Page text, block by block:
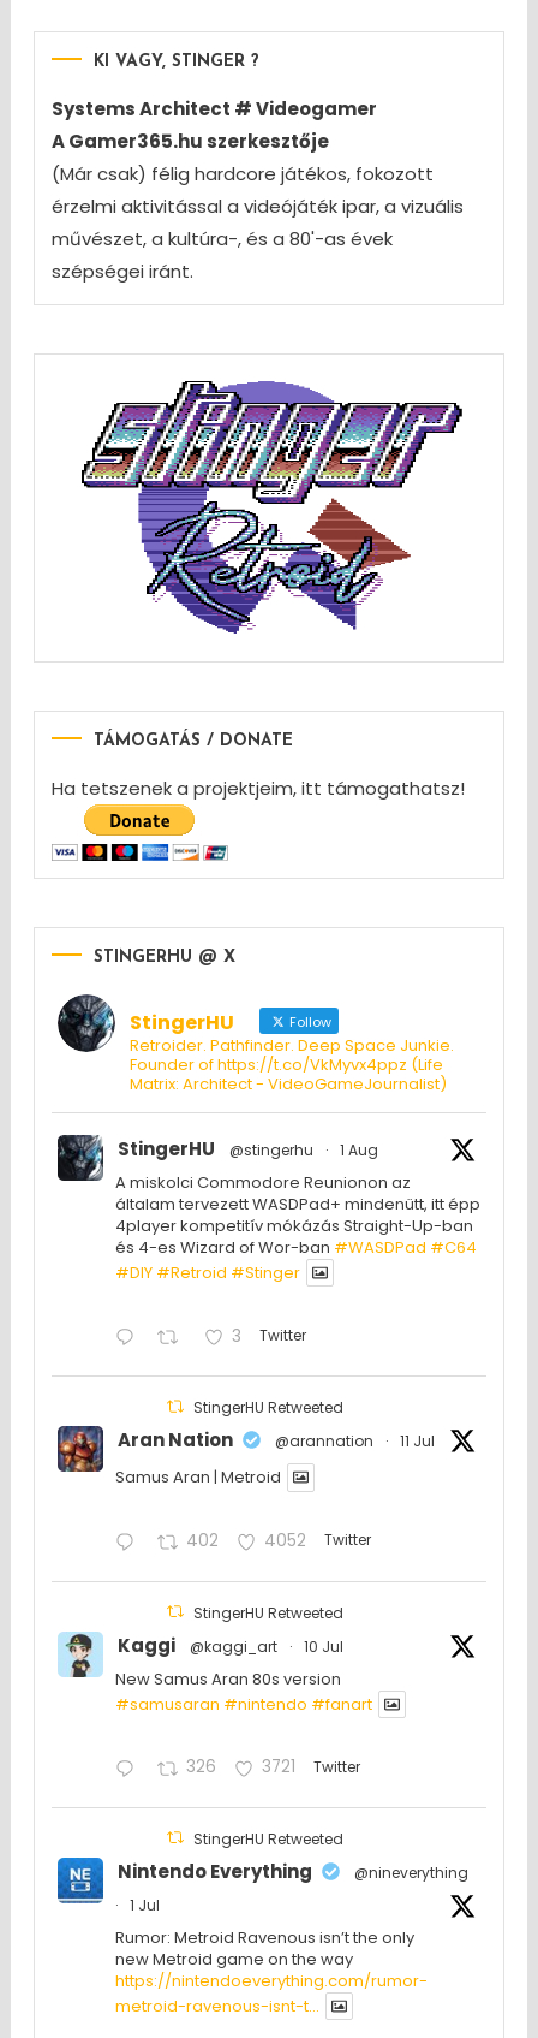
KI VAGY, STINGER ?
Systems Architect # Videogamer
A Gamer365.hu szerkesztője
(Már csak) félig hardcore játékos, fokozott
érzelmi aktivitással a videójáték ipar, a vizuális
művészet, a kultúra-, és a 80'-as évek
szépségei iránt.
TÁMOGATÁS / DONATE
Ha tetszenek a projektjeim, itt támogathatsz!
STINGERHU @ X
StingerHU Follow
Retroider. Pathfinder. Deep Space Junkie.
Founder of https://t.co/VkMyvx4ppz (Life
Matrix: Architect - VideoGameJournalist)
StingerHU @stingerhu · 1 Aug
A miskolci Commodore Reunionon az
általam tervezett WASDPad+ mindenütt, itt épp
4player kompetitív mókázás Straight-Up-ban
és 4-es Wizard of Wor-ban #WASDPad #C64
#DIY #Retroid #Stinger
3 Twitter
StingerHU Retweeted
Aran Nation @arannation · 11 Jul
Samus Aran | Metroid
402 4052 Twitter
StingerHU Retweeted
Kaggi @kaggi_art · 10 Jul
New Samus Aran 80s version
#samusaran #nintendo #fanartㅤㅤㅤㅤ
326 3721 Twitter
StingerHU Retweeted
Nintendo Everything
@nineverything
·
1 Jul
Rumor: Metroid Ravenous isn’t the only
new Metroid game on the way
https://nintendoeverything.com/rumor-
metroid-ravenous-isnt-t...